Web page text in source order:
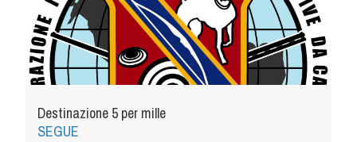
Destinazione 5 per mille
SEGUE
Dog Triathlon
Hoopers
Mantrailing
Nosework
Obedience